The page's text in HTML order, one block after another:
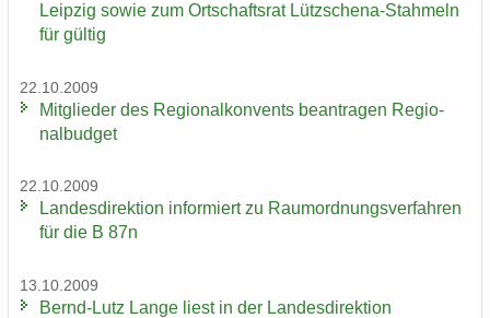
Leip­zig sowie zum Ort­schafts­rat Lützschena-​Stahmeln
für gül­tig
22.10.2009
Mit­glie­der des Re­gio­nal­kon­vents be­an­tra­gen Re­gio­
nal­bud­get
22.10.2009
Lan­des­di­rek­ti­on in­for­miert zu Raum­ord­nungs­ver­fah­ren
für die B 87n
13.10.2009
Bernd-​Lutz Lange liest in der Lan­des­di­rek­ti­on